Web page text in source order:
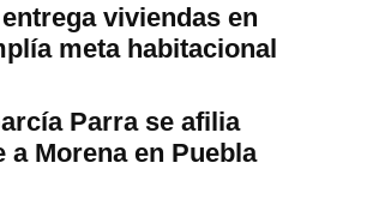
viviendas en
meta habitacional
Parra se afilia
a Morena en Puebla